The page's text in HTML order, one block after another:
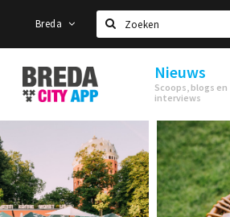
Breda
Zoeken
Stappen
&
Shoppen
Breda
Nieuws
Scoops, blogs en
interviews